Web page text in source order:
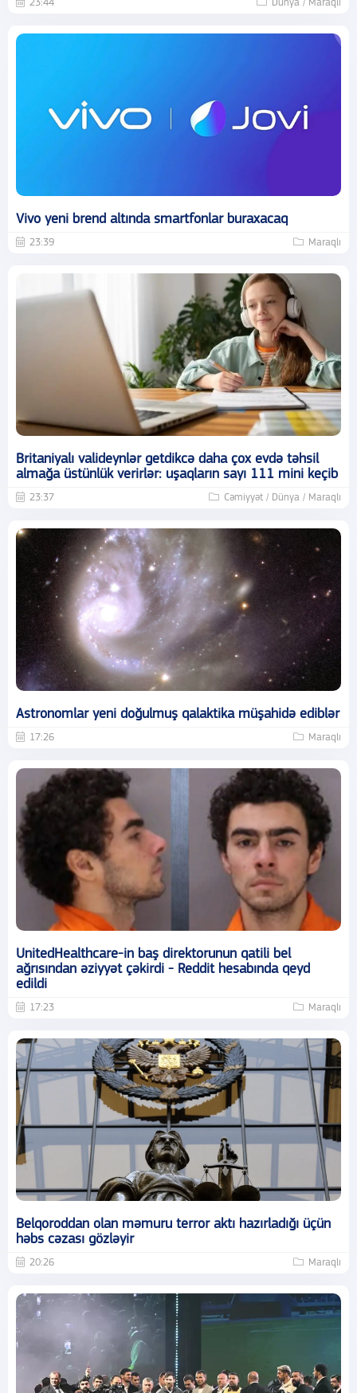
23:44 Dünya / Maraqlı
Vivo yeni brend altında smartfonlar buraxacaq
23:39 Maraqlı
Britaniyalı valideynlər getdikcə daha çox evdə təhsil
almağa üstünlük verirlər: uşaqların sayı 111 mini keçib
23:37 Cəmiyyət / Dünya / Maraqlı
Astronomlar yeni doğulmuş qalaktika müşahidə ediblər
17:26 Maraqlı
UnitedHealthcare-in baş direktorunun qatili bel
ağrısından əziyyət çəkirdi - Reddit hesabında qeyd
edildi
17:23 Maraqlı
Belqoroddan olan məmuru terror aktı hazırladığı üçün
həbs cəzası gözləyir
20:26 Maraqlı